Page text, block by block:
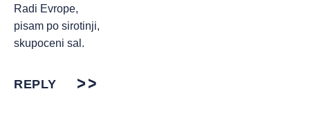
Radi Evrope,
pisam po sirotinji,
skupoceni sal.
REPLY